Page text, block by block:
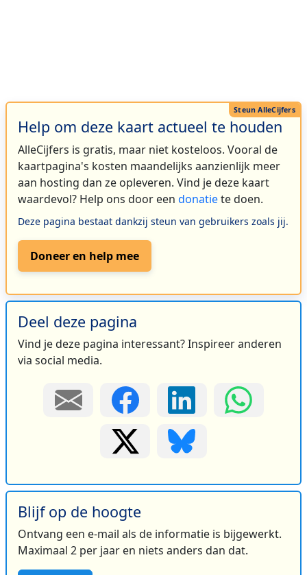
Help om deze kaart actueel te houden
AlleCijfers is gratis, maar niet kosteloos. Vooral de
kaartpagina's kosten maandelijks aanzienlijk meer
aan hosting dan ze opleveren. Vind je deze kaart
waardevol? Help ons door een donatiete doen.
Deze pagina bestaat dankzij steun van gebruikers zoals jij.
Doneer en help mee
Deel deze pagina
Vind je deze pagina interessant? Inspireer anderen
via social media.
Blijf op de hoogte
Ontvang een e-mail als de informatie is bijgewerkt.
Maximaal 2 per jaar en niets anders dan dat.